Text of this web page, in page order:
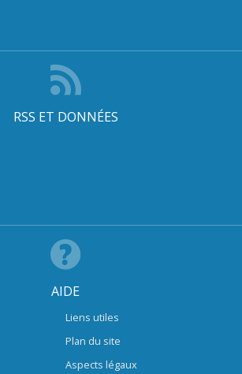
RSS ET DONNÉES
AIDE
Liens utiles
Plan du site
Aspects légaux